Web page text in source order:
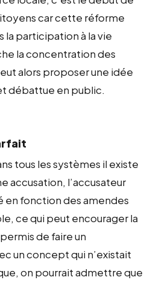
car cette réforme
la participation à la vie
la concentration des
alors proposer une idée
débattue en public.
tous les systèmes il existe
accusation, l’accusateur
en fonction des amendes
ce qui peut encourager la
de faire un
un concept qui n’existait
on pourrait admettre que